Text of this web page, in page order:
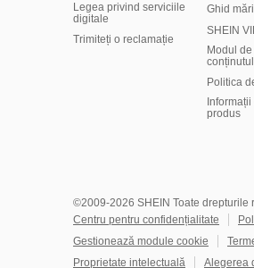
Legea privind serviciile
digitale
Trimiteți o reclamație
Ghid
SHEIN
Modul
Politica
produs
©2009-2026 SHEIN Toate drepturile
Centru pentru confidențialitate
Gestionează module cookie
Proprietate intelectuală
Alegerea